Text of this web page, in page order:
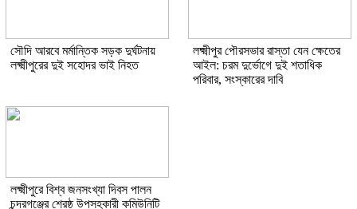
সৌদি আরবে মর্মান্তিক সড়ক দুর্ঘটনায়
লক্ষ্মীপুরের দুই সহোদর ভাই নিহত
লক্ষ্মীপুর পৌরসভার রাস্তা যেন ক্ষেতের
আইল: চরম দুর্ভোগে দুই শতাধিক
পরিবার, সংস্কারের দাবি
লক্ষ্মীপুরে বিশ্ব জনসংখ্যা দিবস পালন
চন্দ্রগঞ্জের শ্রেষ্ঠ উপসহকারী কমিউনিটি